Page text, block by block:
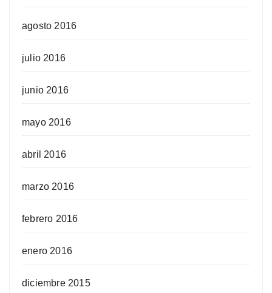
agosto 2016
julio 2016
junio 2016
mayo 2016
abril 2016
marzo 2016
febrero 2016
enero 2016
diciembre 2015